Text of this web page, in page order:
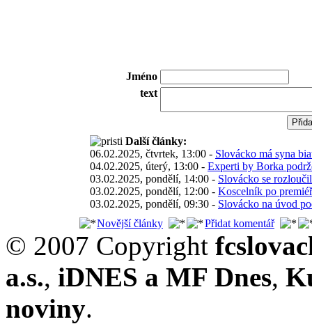
Jméno
text
Další články:
06.02.2025, čtvrtek, 13:00 - Slovácko má syna
04.02.2025, úterý, 13:00 - Experti by Borka
03.02.2025, pondělí, 14:00 - Slovácko se
03.02.2025, pondělí, 12:00 - Koscelník po
03.02.2025, pondělí, 09:30 - Slovácko na úvod
Novější články
Přidat komentář
© 2007 Copyright
a.s., iDNES a MF Dnes,
noviny.